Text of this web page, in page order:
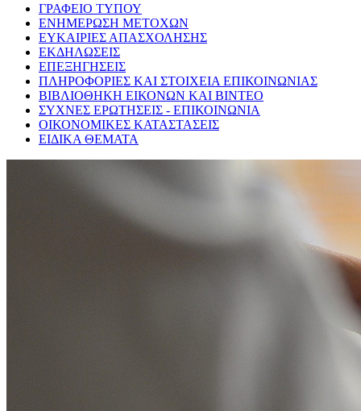
ΓΡΑΦΕΙΟ ΤΥΠΟΥ
ΕΝΗΜΕΡΩΣΗ ΜΕΤΟΧΩΝ
ΕΥΚΑΙΡΙΕΣ ΑΠΑΣΧΟΛΗΣΗΣ
ΕΚΔΗΛΩΣΕΙΣ
ΕΠΕΞΗΓΗΣΕΙΣ
ΠΛΗΡΟΦΟΡΙΕΣ ΚΑΙ ΣΤΟΙΧΕΙΑ ΕΠΙΚΟΙΝΩΝΙΑΣ
ΒΙΒΛΙΟΘΗΚΗ ΕΙΚΟΝΩΝ ΚΑΙ ΒΙΝΤΕΟ
ΣΥΧΝΕΣ ΕΡΩΤΗΣΕΙΣ - ΕΠΙΚΟΙΝΩΝΙΑ
ΟΙΚΟΝΟΜΙΚΕΣ ΚΑΤΑΣΤΑΣΕΙΣ
ΕΙΔΙΚΑ ΘΕΜΑΤΑ